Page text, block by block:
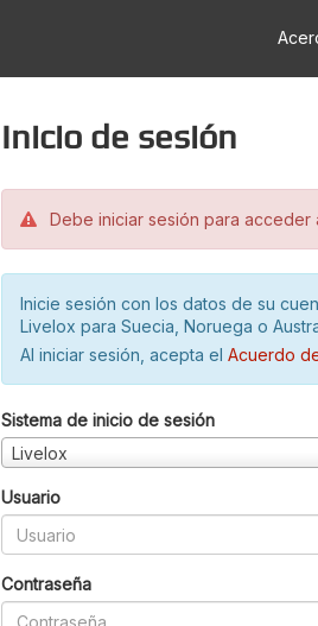
Inicio de sesión
Debe iniciar sesión para acceder
Inicie sesión con los datos de su
Livelox para Suecia, Noruega o
Al iniciar sesión, acepta el Acuerdo
Sistema de inicio de sesión
Livelox
Usuario
Contraseña